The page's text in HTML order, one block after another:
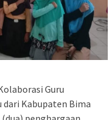
Guru
Kabupaten Bima